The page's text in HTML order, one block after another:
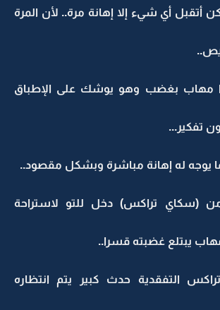
أتقبل أي شيء إلا إهانة مرة.. لأن المرة
مهاب بغضب وهو يوشك على الإطباق
تفكير...
يوجه له إهانة مباشرة وبشكل مقصود..
(سكاي تراكس) دخل للتو لاستراحة
يبتلع غضبته قسرا..
التفقدية حدث كبير يتم انتظاره